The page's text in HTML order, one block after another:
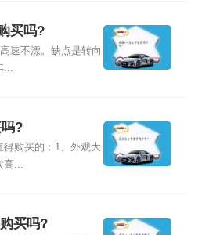
买吗?
速不漂。缺点是转向
?
购买的：1、外观大
...
买吗?